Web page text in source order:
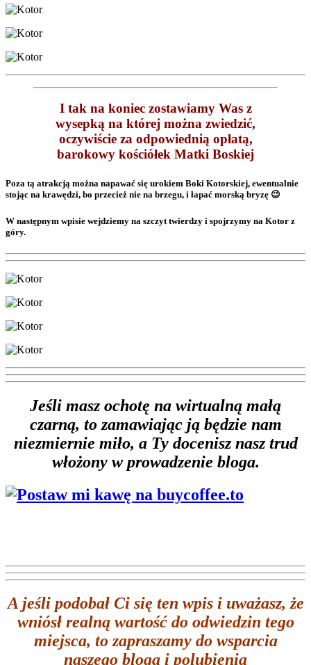
I tak na koniec zostawiamy Was z
wysepką na której można zwiedzić,
oczywiście za odpowiednią opłatą,
barokowy kościółek Matki Boskiej
Poza tą atrakcją można napawać się urokiem Boki Kotorskiej, ewentualnie
stojąc na krawędzi, bo przecież nie na brzegu, i łapać morską bryzę 😉
W następnym wpisie wejdziemy na szczyt twierdzy i spojrzymy na Kotor z
góry.
Jeśli masz ochotę na wirtualną małą
czarną, to zamawiając ją będzie nam
niezmiernie miło, a Ty docenisz nasz trud
włożony w prowadzenie bloga.
A jeśli podobał Ci się ten wpis i uważasz, że
wniósł realną wartość do odwiedzin tego
miejsca, to zapraszamy do wsparcia
naszego bloga i polubienia